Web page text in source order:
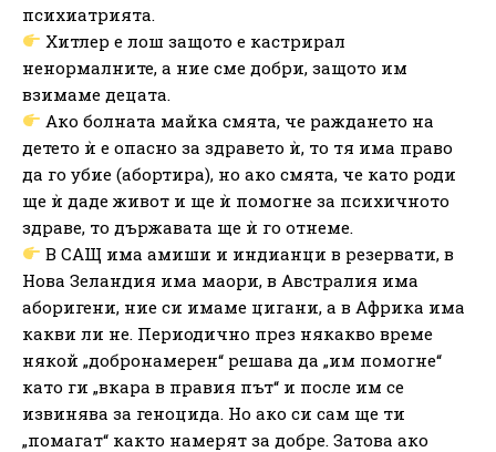
психиатрията.
Хитлер е лош защото е кастрирал
ненормалните, а ние сме добри, защото им
взимаме децата.
Ако болната майка смята, че раждането на
детето ѝ е опасно за здравето ѝ, то тя има право
да го убие (абортира), но ако смята, че като роди
ще ѝ даде живот и ще ѝ помогне за психичното
здраве, то държавата ще ѝ го отнеме.
В САЩ има амиши и индианци в резервати, в
Нова Зеландия има маори, в Австралия има
аборигени, ние си имаме цигани, а в Африка има
какви ли не. Периодично през някакво време
някой „добронамерен“ решава да „им помогне“
като ги „вкара в правия път“ и после им се
извинява за геноцида. Но ако си сам ще ти
„помагат“ както намерят за добре. Затова ако